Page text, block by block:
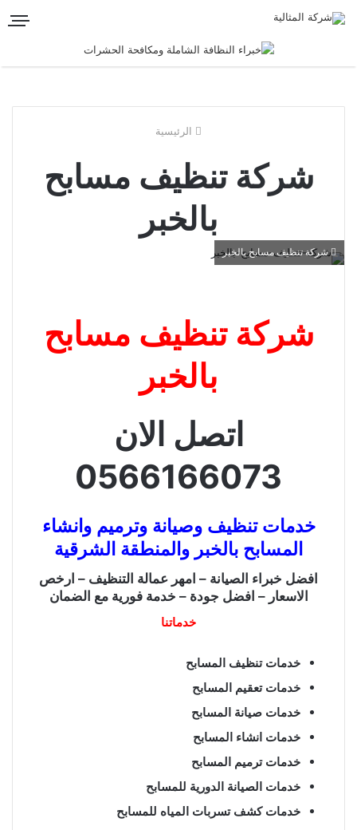
الرئيسية
شركة تنظيف مسابح
بالخبر
شركة تنظيف مسابح بالخبر
شركة تنظيف مسابح
بالخبر
اتصل الان
0566166073
خدمات تنظيف وصيانة وترميم وانشاء
المسابح بالخبر والمنطقة الشرقية
افضل خبراء الصيانة – امهر عمالة التنظيف – ارخص
الاسعار – افضل جودة – خدمة فورية مع الضمان
خدماتنا
خدمات تنظيف المسابح
خدمات تعقيم المسابح
خدمات صيانة المسابح
خدمات انشاء المسابح
خدمات ترميم المسابح
خدمات الصيانة الدورية للمسابح
خدمات كشف تسربات المياه للمسابح